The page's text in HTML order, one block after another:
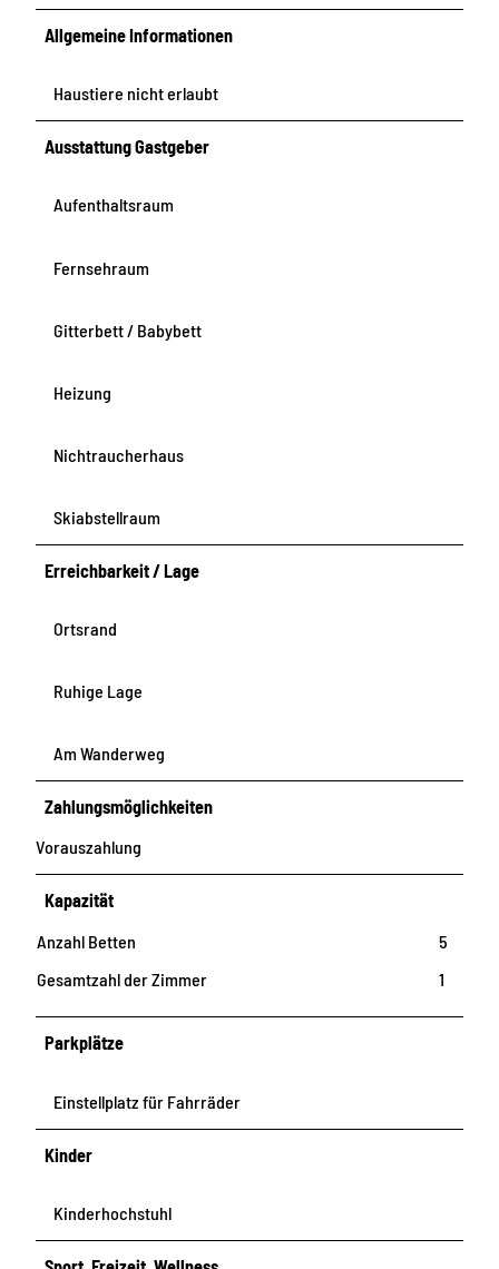
Allgemeine Informationen
Haustiere nicht erlaubt
Ausstattung Gastgeber
Aufenthaltsraum
Fernsehraum
Gitterbett / Babybett
Heizung
Nichtraucherhaus
Skiabstellraum
Erreichbarkeit / Lage
Ortsrand
Ruhige Lage
Am Wanderweg
Zahlungsmöglichkeiten
Vorauszahlung
Kapazität
Anzahl Betten
5
Gesamtzahl der Zimmer
1
Parkplätze
Einstellplatz für Fahrräder
Kinder
Kinderhochstuhl